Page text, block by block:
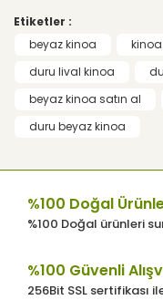
kullanarak
Görüş ve
Ürün
Ürün fiyatı
Bu ürüne
Etiketler :
beyaz kinoa
kinoa
duru lival kinoa
beyaz kinoa satın al
duru beyaz kinoa
%100 Doğal
%100 Doğal ürünleri
%100 Güvenli
256Bit SSL sertifikası